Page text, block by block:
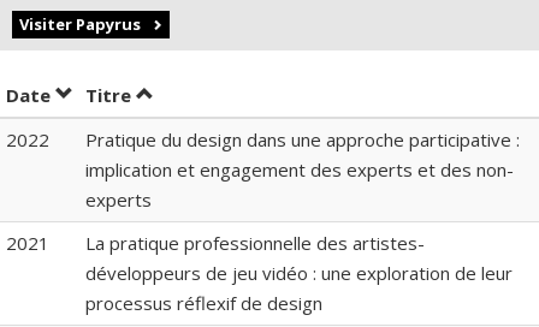
Visiter Papyrus
Date Trier par date en ordre décroissant
Titre Trier par titre en ordre décroissant
2022
Pratique du design dans une approche participative :
implication et engagement des experts et des non-
experts
2021
La pratique professionnelle des artistes-
développeurs de jeu vidéo : une exploration de leur
processus réflexif de design